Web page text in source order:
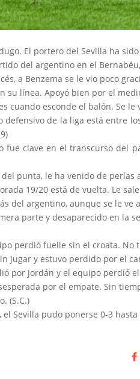
El portero del Sevilla ha
del argentino en el
a Benzema se le vio poco
su línea. Apoyó bien por el
cuando esconde el balón. Se
defensivo de la liga está entre
fue clave en el transcurso del
punta, le ha venido de
19/20 está de vuelta. Le
del argentino, aunque se le
parte y desaparecido en la
perdió fuelle sin el croata.
jugar y estuvo perdido por el
por Jordán y el equipo perdió
por el empate. Sin
(S.C.)
el Sevilla pudo ponerse 0-3